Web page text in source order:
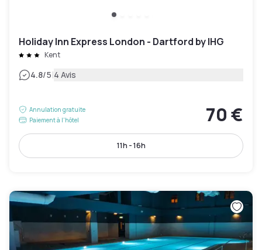
Holiday Inn Express London - Dartford by IHG
Kent
4.8/5|4 Avis
Annulation gratuite
Paiement à l'hôtel
70 €
11h - 16h